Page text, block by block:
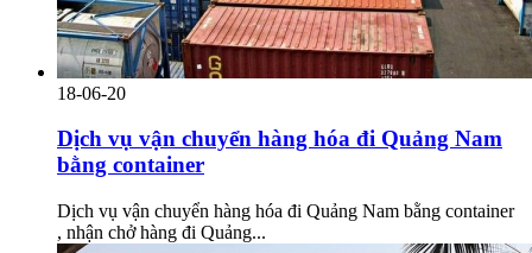
18-06-20
Dịch vụ vận chuyển hàng hóa đi Quảng Nam
bằng container
Dịch vụ vận chuyển hàng hóa đi Quảng Nam bằng container
, nhận chở hàng đi Quảng...